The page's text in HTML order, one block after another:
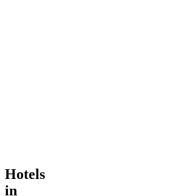
Hotels
in